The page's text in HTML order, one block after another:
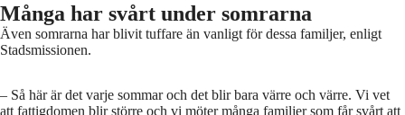
Många har svårt under somrarna
Även somrarna har blivit tuffare än vanligt för dessa familjer, enligt
Stadsmissionen.
– Så här är det varje sommar och det blir bara värre och värre. Vi vet
att fattigdomen blir större och vi möter många familjer som får svårt att